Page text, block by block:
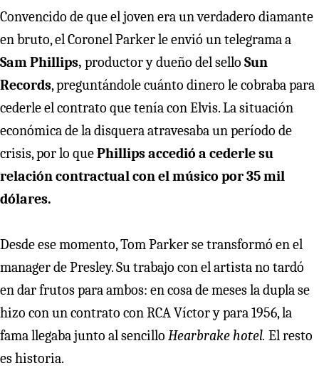
Convencido de que el joven era un verdadero diamante
en bruto, el Coronel Parker le envió un telegrama a
Sam Phillips, productor y dueño del sello Sun
Records, preguntándole cuánto dinero le cobraba para
cederle el contrato que tenía con Elvis. La situación
económica de la disquera atravesaba un período de
crisis, por lo quePhillips accedió a cederle su
relación contractual con el músico por 35 mil
dólares.
Desde ese momento, Tom Parker se transformó en el
manager de Presley. Su trabajo con el artista no tardó
en dar frutos para ambos: en cosa de meses la dupla se
hizo con un contrato con RCA Víctor y para 1956, la
fama llegaba junto al sencillo Hearbrake hotel. El resto
es historia.